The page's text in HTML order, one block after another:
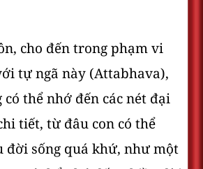
cho đến trong phạm vi
tự ngã này (Attabhava),
có thể nhớ đến các nét đại
tiết, từ đâu con có thể
đời sống quá khứ, như một